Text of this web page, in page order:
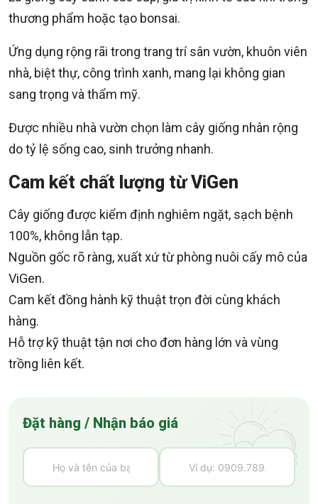
thương phẩm hoặc tạo bonsai.
Ứng dụng rộng rãi trong trang trí sân vườn, khuôn viên
nhà, biệt thự, công trình xanh, mang lại không gian
sang trọng và thẩm mỹ.
Được nhiều nhà vườn chọn làm cây giống nhân rộng
do tỷ lệ sống cao, sinh trưởng nhanh.
Cam kết chất lượng từ ViGen
Cây giống được kiểm định nghiêm ngặt, sạch bệnh
100%, không lẫn tạp.
Nguồn gốc rõ ràng, xuất xứ từ phòng nuôi cấy mô của
ViGen.
Cam kết đồng hành kỹ thuật trọn đời cùng khách
hàng.
Hỗ trợ kỹ thuật tận nơi cho đơn hàng lớn và vùng
trồng liên kết.
Đặt hàng / Nhận báo giá